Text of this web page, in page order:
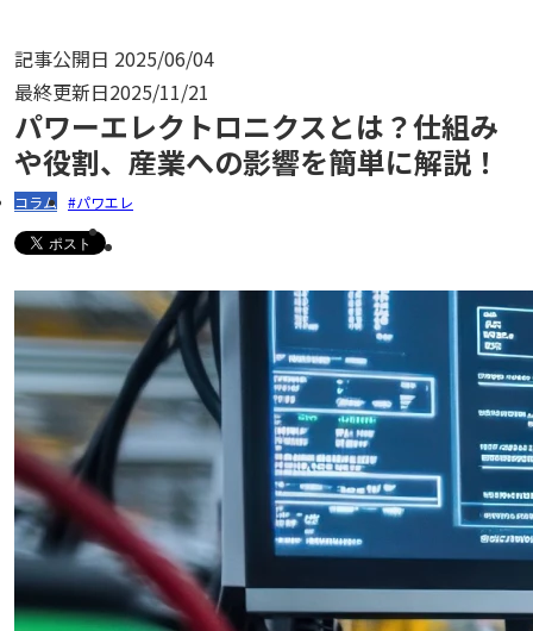
記事公開日 2025/06/04
最終更新日2025/11/21
パワーエレクトロニクスとは？仕組み
や役割、産業への影響を簡単に解説！
コラム パワエレ